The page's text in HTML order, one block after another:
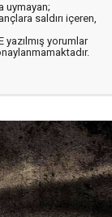
uymayan;
saldırı içeren,
yazılmış yorumlar